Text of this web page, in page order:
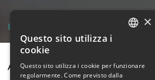
AWA – APS
×
Questo sito utilizza i
cookie
Questo sito utilizza i cookie per funzionare
regolarmente. Come previsto dalla